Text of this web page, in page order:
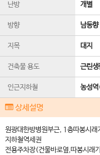
난방 개별
방향 남동
지목 대지
건축물 용도 근린
인근지하철 농성
상세설명
원광대한방병원부근, 1층따봉시래
지하철역세권
전용주차장(건물바로옆,따봉시래